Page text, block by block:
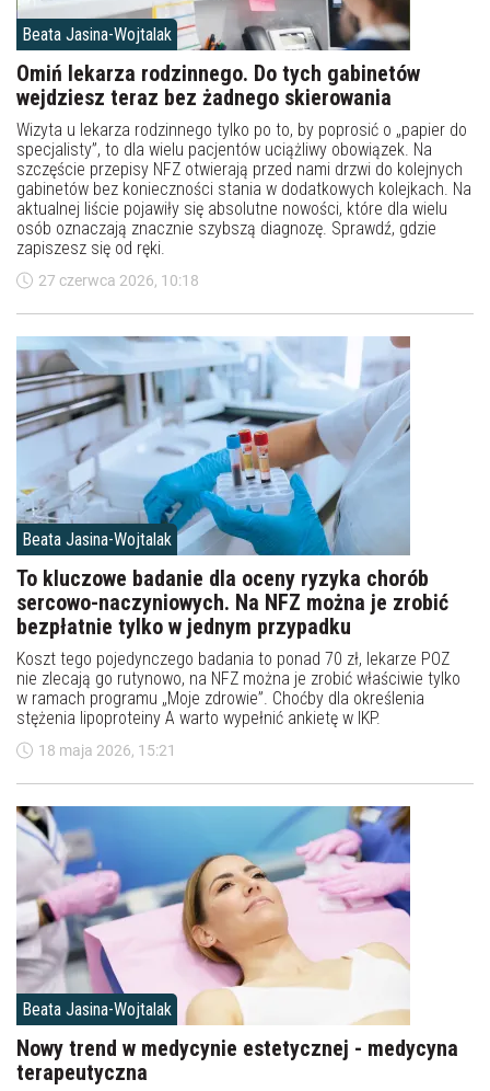
Beata Jasina-Wojtalak
Omiń lekarza rodzinnego. Do tych gabinetów
wejdziesz teraz bez żadnego skierowania
Wizyta u lekarza rodzinnego tylko po to, by poprosić o „papier do
specjalisty”, to dla wielu pacjentów uciążliwy obowiązek. Na
szczęście przepisy NFZ otwierają przed nami drzwi do kolejnych
gabinetów bez konieczności stania w dodatkowych kolejkach. Na
aktualnej liście pojawiły się absolutne nowości, które dla wielu
osób oznaczają znacznie szybszą diagnozę. Sprawdź, gdzie
zapiszesz się od ręki.
27 czerwca 2026, 10:18
Beata Jasina-Wojtalak
To kluczowe badanie dla oceny ryzyka chorób
sercowo-naczyniowych. Na NFZ można je zrobić
bezpłatnie tylko w jednym przypadku
Koszt tego pojedynczego badania to ponad 70 zł, lekarze POZ
nie zlecają go rutynowo, na NFZ można je zrobić właściwie tylko
w ramach programu „Moje zdrowie”. Choćby dla określenia
stężenia lipoproteiny A warto wypełnić ankietę w IKP.
18 maja 2026, 15:21
Beata Jasina-Wojtalak
Nowy trend w medycynie estetycznej - medycyna
terapeutyczna